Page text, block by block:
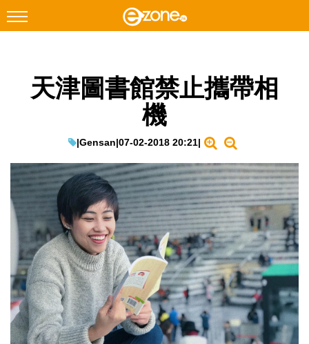
Facebook Instagram
遊戲動漫
教學評測
EduTech
IT Times
生成式AI與雲端應用
Enterprise Digital Transformation
特集
天津圖書館禁止攜帶相
機
|Gensan|07-02-2018 20:21|